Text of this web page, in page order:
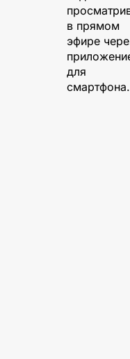
в прямом
эфире
для
смартфона.